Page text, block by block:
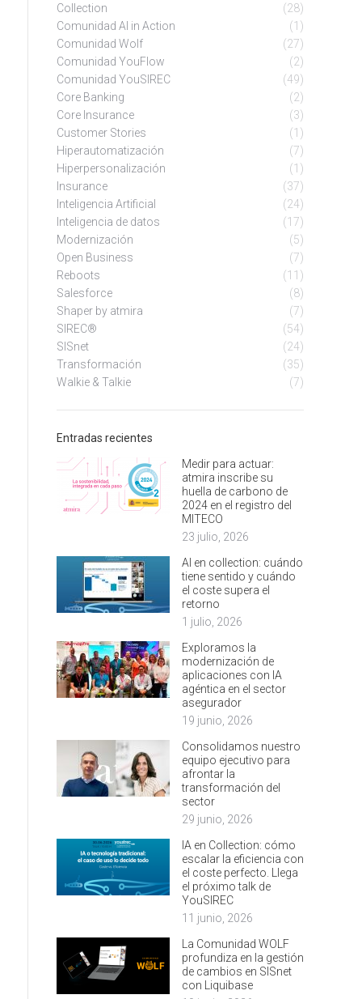
Collection
(28)
Comunidad AI in Action
(1)
Comunidad Wolf
(27)
Comunidad YouFlow
(2)
Comunidad YouSIREC
(49)
Core Banking
(2)
Core Insurance
(3)
Customer Stories
(1)
Hiperautomatización
(7)
Hiperpersonalización
(1)
Insurance
(37)
Inteligencia Artificial
(24)
Inteligencia de datos
(17)
Modernización
(5)
Open Business
(7)
Reboots
(11)
Salesforce
(8)
Shaper by atmira
(7)
SIREC®
(54)
SISnet
(24)
Transformación
(35)
Walkie & Talkie
(7)
Entradas recientes
Medir para actuar:
atmira inscribe su
huella de carbono de
2024 en el registro del
MITECO
23 julio, 2026
AI en collection: cuándo
tiene sentido y cuándo
el coste supera el
retorno
1 julio, 2026
Exploramos la
modernización de
aplicaciones con IA
agéntica en el sector
asegurador
19 junio, 2026
Consolidamos nuestro
equipo ejecutivo para
afrontar la
transformación del
sector
29 junio, 2026
IA en Collection: cómo
escalar la eficiencia con
el coste perfecto. Llega
el próximo talk de
YouSIREC
11 junio, 2026
La Comunidad WOLF
profundiza en la gestión
de cambios en SISnet
con Liquibase